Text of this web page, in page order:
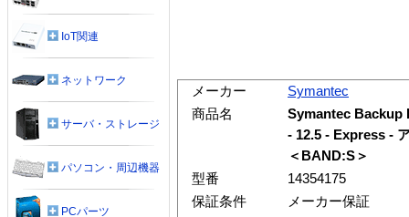
メーカー
Symantec
商品名
Symantec Backup
- 12.5 - Express -
＜BAND:S＞
型番
14354175
保証条件
メーカー保証
IoT関連
ネットワーク
サーバ・ストレージ
パソコン・周辺機器
PCパーツ